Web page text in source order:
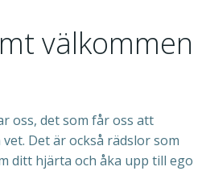
välkommen
oss, det som får oss att
Det är också rädslor som
ditt hjärta och åka upp till ego